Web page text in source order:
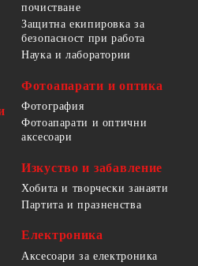
почистване
Защитна екипировка за
безопасност при работа
Наука и лаборатории
Фотоапарати и оптика
Фотография
Фотоапарати и оптични
аксесоари
Изкуство и забавление
Хобита и творчески занаяти
Партита и празненства
Електроника
Аксесоари за електроника